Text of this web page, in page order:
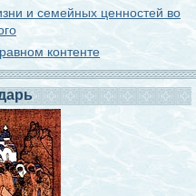
и семейных ценностей во
контенте